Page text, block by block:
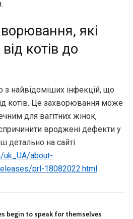
які
котів до
з найвідоміших інфекцій, що
котів. Це захворювання може
для вагітних жінок,
вроджені дефекти у
детально на сайті
uk_UA/about-
prl-18082022.html .
begin to speak for themselves